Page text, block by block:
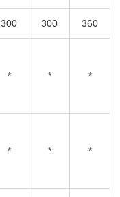
300 300 360
* * *
* * *